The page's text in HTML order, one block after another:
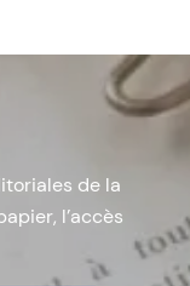
de la
l’accès